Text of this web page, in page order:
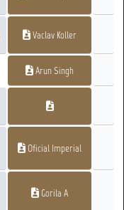
Vaclav Koller
Arun Singh
Oficial Imperial
Gorila A